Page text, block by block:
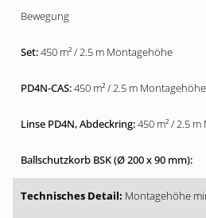
Bewegung
450 m² / 2.5 m Montagehöhe
450 m² / 2.5 m Montagehöhe
450 m² / 2.5
Montagehöhe